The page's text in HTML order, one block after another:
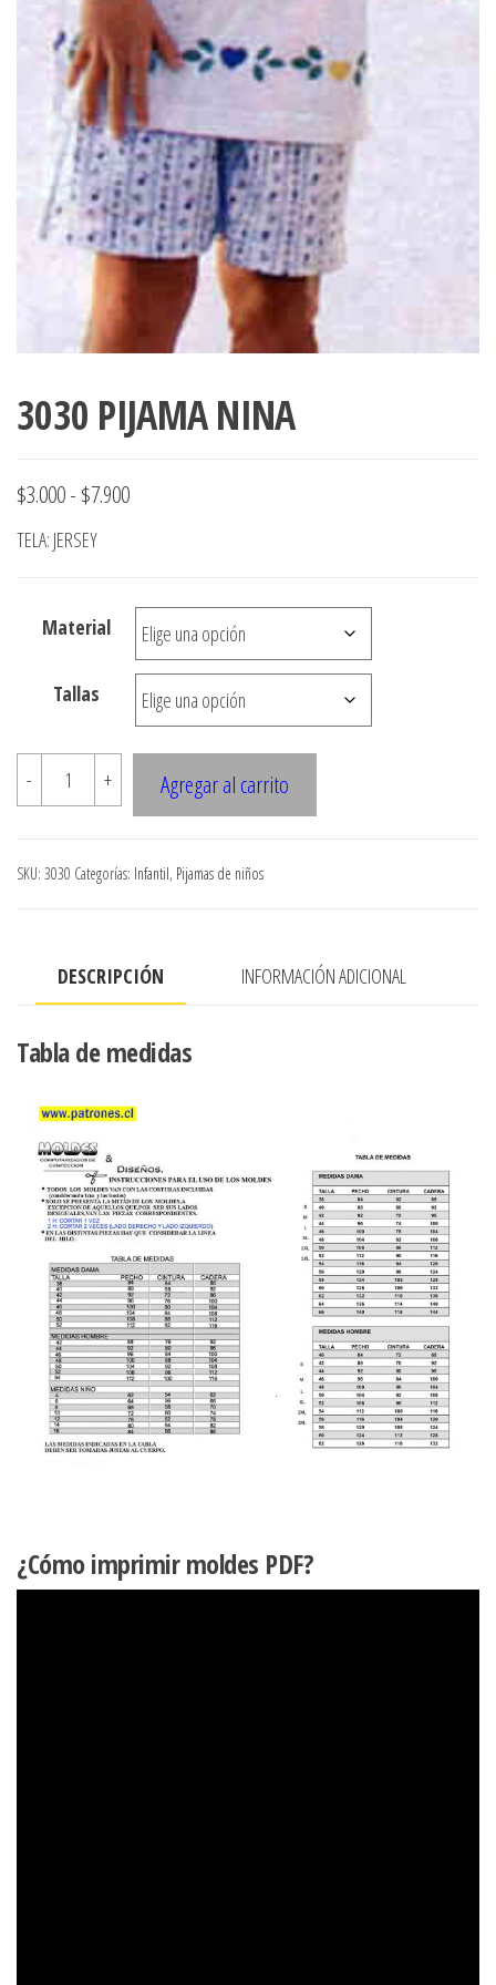
3030 PIJAMA NINA
$3.000- $7.900Rango
desde
$3.000
hasta
$7.900
TELA: JERSEY
Material
Tallas
-
3030
PIJAMA
cantidad
+ Agregar al carrito
SKU: 3030 Categorías: Infantil, Pijamas de niños
DESCRIPCIÓN INFORMACIÓN ADICIONAL
Tabla de medidas
¿Cómo imprimir moldes PDF?